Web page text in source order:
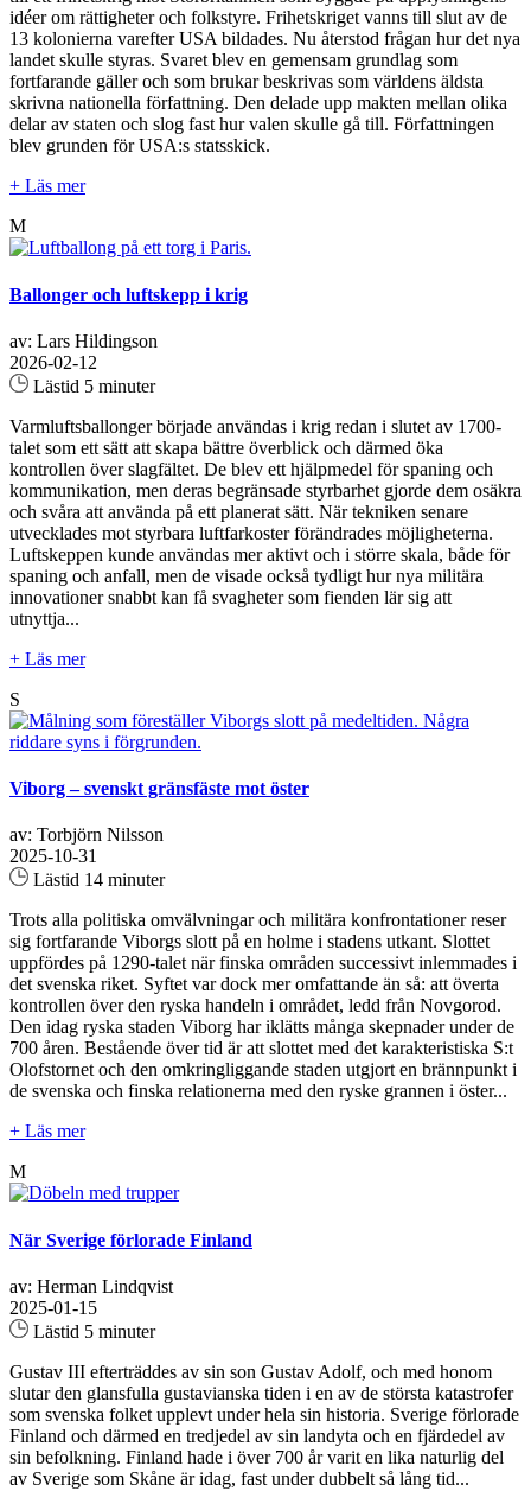
idéer om rättigheter och folkstyre. Frihetskriget vanns till slut av de
13 kolonierna varefter USA bildades. Nu återstod frågan hur det nya
landet skulle styras. Svaret blev en gemensam grundlag som
fortfarande gäller och som brukar beskrivas som världens äldsta
skrivna nationella författning. Den delade upp makten mellan olika
delar av staten och slog fast hur valen skulle gå till. Författningen
blev grunden för USA:s statsskick.
+ Läs mer
M
Ballonger och luftskepp i krig
av: Lars Hildingson
2026-02-12
Lästid 5 minuter
Varmluftsballonger började användas i krig redan i slutet av 1700-
talet som ett sätt att skapa bättre överblick och därmed öka
kontrollen över slagfältet. De blev ett hjälpmedel för spaning och
kommunikation, men deras begränsade styrbarhet gjorde dem osäkra
och svåra att använda på ett planerat sätt. När tekniken senare
utvecklades mot styrbara luftfarkoster förändrades möjligheterna.
Luftskeppen kunde användas mer aktivt och i större skala, både för
spaning och anfall, men de visade också tydligt hur nya militära
innovationer snabbt kan få svagheter som fienden lär sig att
utnyttja...
+ Läs mer
S
Viborg – svenskt gränsfäste mot öster
av: Torbjörn Nilsson
2025-10-31
Lästid 14 minuter
Trots alla politiska omvälvningar och militära konfrontationer reser
sig fortfarande Viborgs slott på en holme i stadens utkant. Slottet
uppfördes på 1290-talet när finska områden successivt inlemmades i
det svenska riket. Syftet var dock mer omfattande än så: att överta
kontrollen över den ryska handeln i området, ledd från Novgorod.
Den idag ryska staden Viborg har iklätts många skepnader under de
700 åren. Bestående över tid är att slottet med det karakteristiska S:t
Olofstornet och den omkringliggande staden utgjort en brännpunkt i
de svenska och finska relationerna med den ryske grannen i öster...
+ Läs mer
M
När Sverige förlorade Finland
av: Herman Lindqvist
2025-01-15
Lästid 5 minuter
Gustav III efterträddes av sin son Gustav Adolf, och med honom
slutar den glansfulla gustavianska tiden i en av de största katastrofer
som svenska folket upplevt under hela sin historia. Sverige förlorade
Finland och därmed en tredjedel av sin landyta och en fjärdedel av
sin befolkning. Finland hade i över 700 år varit en lika naturlig del
av Sverige som Skåne är idag, fast under dubbelt så lång tid...